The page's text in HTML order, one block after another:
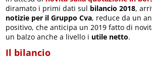
diramato i primi dati sul bilancio 2018,
notizie per il Gruppo Cva, reduce da un
positivo, che anticipa un 2019 fatto di
un balzo anche a livello i utile netto.
Il bilancio